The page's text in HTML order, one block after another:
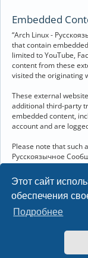
Этот сайт
обеспечения
Подробнее
Embedded
“Arch Linux -
that contain
limited to YouTube,
content from these
visited the originating
These external
additional third-party
embedded content,
account and are
Please note that such
Русскоязычное
and terms of service
you to review the
you interact with
Linux 6.18.40-1-
Название и логотип
Linux ® —